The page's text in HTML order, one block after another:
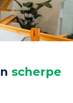
scherpe